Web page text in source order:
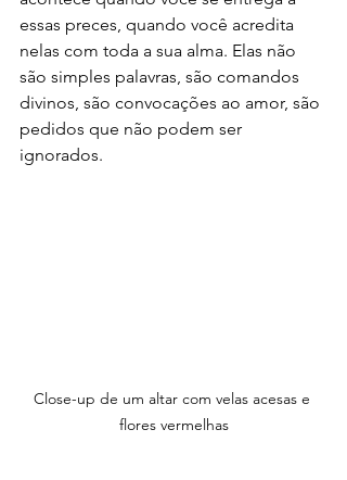
essas preces, quando você acredita
nelas com toda a sua alma. Elas não
são simples palavras, são comandos
divinos, são convocações ao amor, são
pedidos que não podem ser
ignorados.
Close-up de um altar com velas acesas e
flores vermelhas